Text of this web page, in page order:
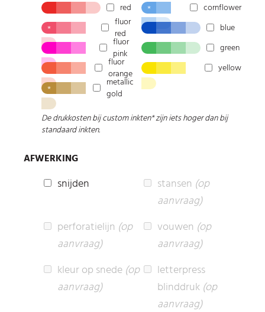
red
*
fluor
red
fluor
pink
fluor
orange
*
metallic
gold
*
cornflower
blue
green
yellow
De drukkosten bij custom inkten* zijn iets hoger dan bij
standaard inkten.
AFWERKING
snijden stansen (op
aanvraag)
perforatielijn (op
aanvraag)
vouwen (op
aanvraag)
kleur op snede (op
aanvraag)
letterpress
blinddruk (op
aanvraag)